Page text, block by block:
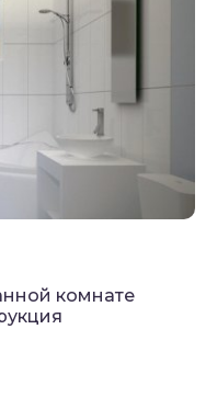
комнате